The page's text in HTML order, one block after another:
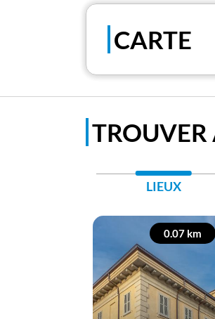
CARTE
LIEUX
0.07 km